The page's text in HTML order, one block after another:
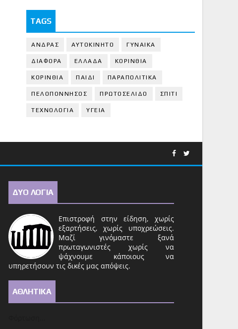
TAGS
ΑΝΔΡΑΣ ΑΥΤΟΚΙΝΗΤΟ ΓΥΝΑΙΚΑ
ΔΙΑΦΟΡΑ ΕΛΛΑΔΑ ΚΟΡΙΝΘΙΑ
ΚΟΡΙΝΘΙA ΠΑΙΔΙ ΠΑΡΑΠΟΛΙΤΙΚΑ
ΠΕΛΟΠΟΝΝΗΣΟΣ ΠΡΩΤΟΣΕΛΙΔΟ ΣΠΙΤΙ
ΤΕΧΝΟΛΟΓΙΑ ΥΓΕΙΑ
ΔΥΟ ΛΟΓΙΑ
Επιστροφή στην είδηση, χωρίς
εξαρτήσεις, χωρίς υποχρεώσεις.
Μαζί γινόμαστε ξανά
πρωταγωνιστές χωρίς να
ψάχνουμε κάποιους να
υπηρετήσουν τις δικές μας απόψεις.
ΑΘΛΗΤΙΚΑ